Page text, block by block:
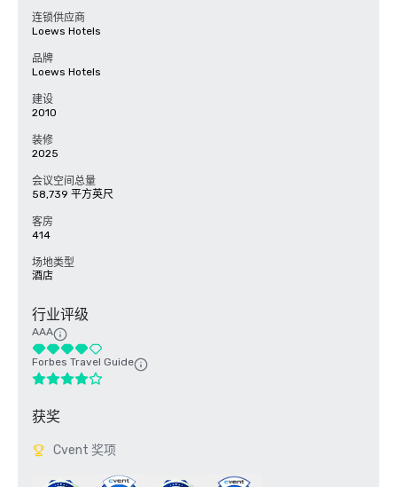
连锁供应商
Loews Hotels
品牌
Loews Hotels
建设
2010
装修
2025
会议空间总量
58,739 平方英尺
客房
414
场地类型
酒店
行业评级
AAA
Forbes Travel Guide
获奖
Cvent 奖项